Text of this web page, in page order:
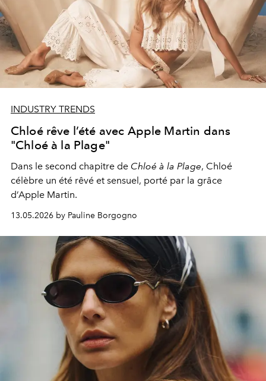
INDUSTRY TRENDS
Chloé rêve l’été avec Apple Martin dans
"Chloé à la Plage"
Dans le second chapitre de Chloé à la Plage, Chloé
célèbre un été rêvé et sensuel, porté par la grâce
d’Apple Martin.
13.05.2026 by Pauline Borgogno